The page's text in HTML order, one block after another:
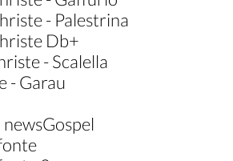
- Palestrina
Db+
- Scalella
- Garau